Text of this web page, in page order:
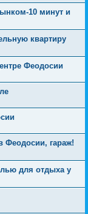
10 минут и
квартиру
Феодосии
Феодосии, гараж!
для отдыха у